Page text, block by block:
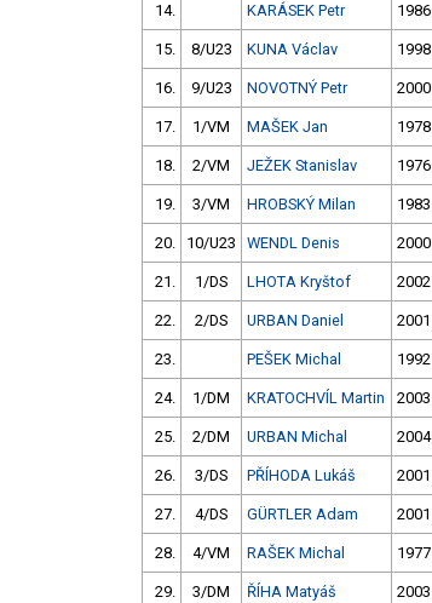
14. KARÁSEK Petr 1986
15. 8/U23 KUNA Václav 1998
16. 9/U23 NOVOTNÝ Petr 2000
17. 1/VM MAŠEK Jan 1978
18. 2/VM JEŽEK Stanislav 1976
19. 3/VM HROBSKÝ Milan 1983
20. 10/U23 WENDL Denis 2000
21. 1/DS LHOTA Kryštof 2002
22. 2/DS URBAN Daniel 2001
23. PEŠEK Michal 1992
24. 1/DM KRATOCHVÍL Martin 2003
25. 2/DM URBAN Michal 2004
26. 3/DS PŘÍHODA Lukáš 2001
27. 4/DS GÜRTLER Adam 2001
28. 4/VM RAŠEK Michal 1977
29. 3/DM ŘÍHA Matyáš 2003